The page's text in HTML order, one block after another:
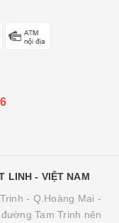
LINH - VIỆT NAM
- Q.Hoàng Mai -
Tam Trinh nên